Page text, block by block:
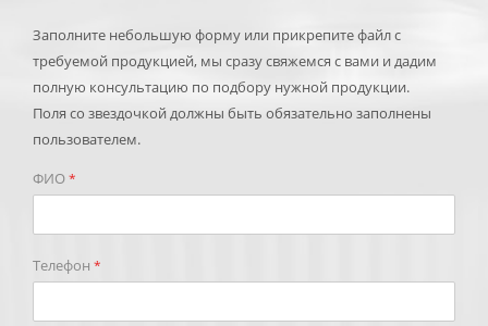
Заполните небольшую форму или прикрепите файл с
требуемой продукцией, мы сразу свяжемся с вами и дадим
полную консультацию по подбору нужной продукции.
Поля со звездочкой должны быть обязательно заполнены
пользователем.
ФИО*
Телефон *